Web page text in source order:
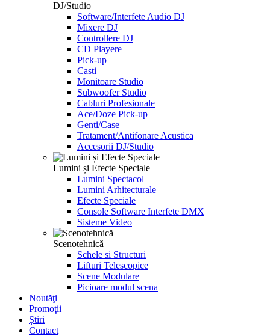
DJ/Studio
Software/Interfete Audio DJ
Mixere DJ
Controllere DJ
CD Playere
Pick-up
Casti
Monitoare Studio
Subwoofer Studio
Cabluri Profesionale
Ace/Doze Pick-up
Genti/Case
Tratament/Antifonare Acustica
Accesorii DJ/Studio
Lumini și Efecte Speciale
Lumini Spectacol
Lumini Arhitecturale
Efecte Speciale
Console Software Interfete DMX
Sisteme Video
Scenotehnică
Schele si Structuri
Lifturi Telescopice
Scene Modulare
Picioare modul scena
Noutăţi
Promoţii
Știri
Contact